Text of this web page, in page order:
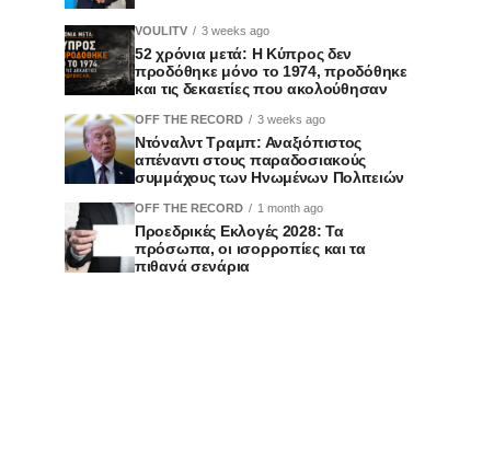
VOULITV 3 weeks ago
52 χρόνια μετά: Η Κύπρος δεν
προδόθηκε μόνο το 1974, προδόθηκε
και τις δεκαετίες που ακολούθησαν
OFF THE RECORD 3 weeks ago
Ντόναλντ Τραμπ: Αναξιόπιστος
απέναντι στους παραδοσιακούς
συμμάχους των Ηνωμένων Πολιτειών
OFF THE RECORD 1 month ago
Προεδρικές Εκλογές 2028: Τα
πρόσωπα, οι ισορροπίες και τα
πιθανά σενάρια